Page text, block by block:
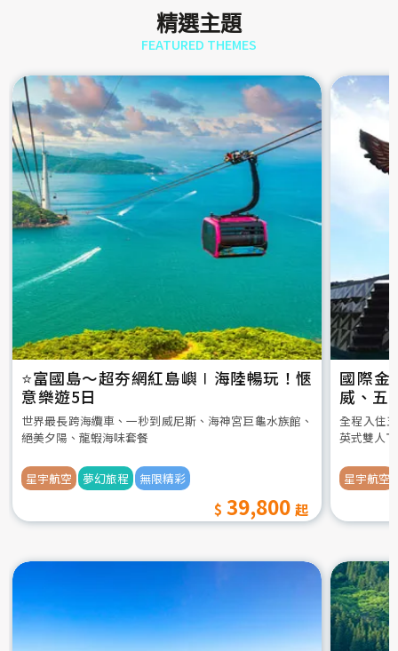
精選主題
FEATURED THEMES
⭐️富國島～超夯網紅島嶼∣海陸暢玩！愜
意樂遊5日
世界最長跨海纜車、一秒到威尼斯、海神宮巨龜水族館、
絕美夕陽、龍蝦海味套餐
星宇航空 夢幻旅程 無限精彩
39,800
國際金
威、五
全程入住
英式雙人
星宇航空